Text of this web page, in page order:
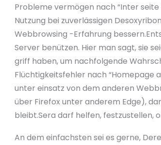
Probleme vermögen nach “Inter
Nutzung bei zuverlässigen
Webbrowsing -Erfahrung
Server benützen. Hier man sagt, sie
griff haben, um nachfolgende
Flüchtigkeitsfehler nach “Homepage
unter einsatz von dem anderen
über Firefox unter anderem Edge),
bleibt.Sera darf helfen, festzustellen,
An dem einfachsten sei es gerne,